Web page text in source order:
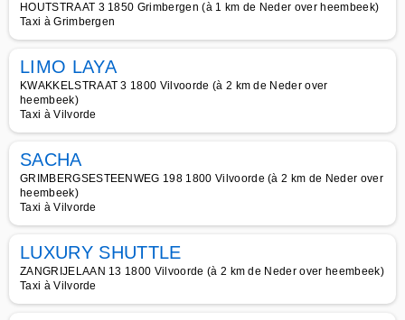
HOUTSTRAAT 3 1850 Grimbergen (à 1 km de Neder over heembeek)
Taxi à Grimbergen
LIMO LAYA
KWAKKELSTRAAT 3 1800 Vilvoorde (à 2 km de Neder over
heembeek)
Taxi à Vilvorde
SACHA
GRIMBERGSESTEENWEG 198 1800 Vilvoorde (à 2 km de Neder over
heembeek)
Taxi à Vilvorde
LUXURY SHUTTLE
ZANGRIJELAAN 13 1800 Vilvoorde (à 2 km de Neder over heembeek)
Taxi à Vilvorde